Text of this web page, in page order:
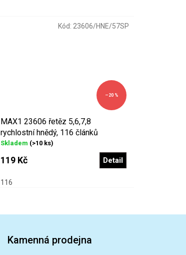
–20 %
MAX1 23606 řetěz 5,6,7,8
rychlostní hnědý, 116 článků
Skladem (>10 ks)
119 Kč Detail
116
Kód: 23606/HNE/57SP
Kamenná prodejna